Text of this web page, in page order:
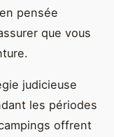
pensée
que vous
judicieuse
les périodes
offrent